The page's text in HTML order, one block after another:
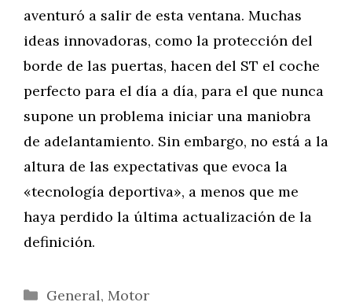
aventuró a salir de esta ventana. Muchas
ideas innovadoras, como la protección del
borde de las puertas, hacen del ST el coche
perfecto para el día a día, para el que nunca
supone un problema iniciar una maniobra
de adelantamiento. Sin embargo, no está a la
altura de las expectativas que evoca la
«tecnología deportiva», a menos que me
haya perdido la última actualización de la
definición.
Categorías
General, Motor